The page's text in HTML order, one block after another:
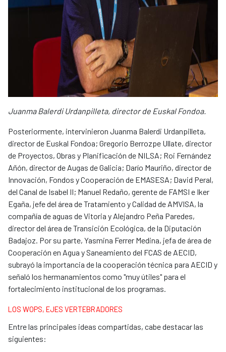
Juanma Balerdi Urdanpilleta, director de Euskal Fondoa.
Posteriormente, intervinieron Juanma Balerdi Urdanpilleta,
director de Euskal Fondoa; Gregorio Berrozpe Ullate, director
de Proyectos, Obras y Planificación de NILSA; Roi Fernández
Añón, director de Augas de Galicia; Darío Mauriño, director de
Innovación, Fondos y Cooperación de EMASESA; David Peral,
del Canal de Isabel II; Manuel Redaño, gerente de FAMSI e Iker
Egaña, jefe del área de Tratamiento y Calidad de AMVISA, la
compañía de aguas de Vitoria y Alejandro Peña Paredes,
director del área de Transición Ecológica, de la Diputación
Badajoz. Por su parte, Yasmina Ferrer Medina, jefa de área de
Cooperación en Agua y Saneamiento del FCAS de AECID,
subrayó la importancia de la cooperación técnica para AECID y
señaló los hermanamientos como "muy útiles" para el
fortalecimiento institucional de los programas.
LOS WOPS, EJES VERTEBRADORES
Entre las principales ideas compartidas, cabe destacar las
siguientes: